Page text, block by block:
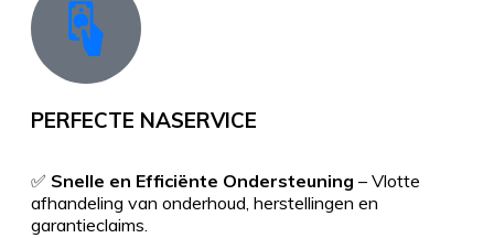
PERFECTE NASERVICE
✅ Snelle en Efficiënte Ondersteuning – Vlotte
afhandeling van onderhoud, herstellingen en
garantieclaims.